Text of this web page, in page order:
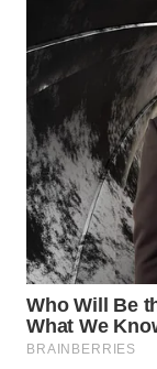
DESA
LAPAK
WAHANA
Wahana
Network
KONSUMEN
LISTRIK
MASYARAKAT